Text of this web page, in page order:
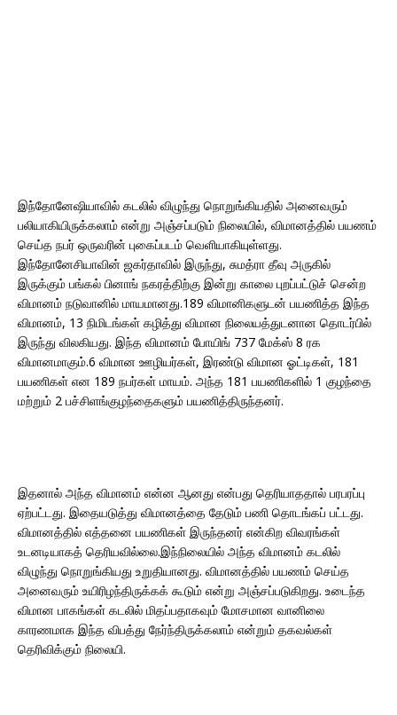
இந்தோனேஷியாவில் கடலில் விழுந்து நொறுங்கியதில் அனைவரும்
பலியாகியிருக்கலாம் என்று அஞ்சப்படும் நிலையில், விமானத்தில் பயணம்
செய்த நபர் ஒருவரின் புகைப்படம் வெளியாகியுள்ளது.
இந்தோனேசியாவின் ஜகர்தாவில் இருந்து, சுமத்ரா தீவு அருகில்
இருக்கும் பங்கல் பினாங் நகரத்திற்கு இன்று காலை புறப்பட்டுச் சென்ற
விமானம் நடுவானில் மாயமானது.189 விமானிகளுடன் பயணித்த இந்த
விமானம், 13 நிமிடங்கள் கழித்து விமான நிலையத்துடனான தொடர்பில்
இருந்து விலகியது. இந்த விமானம் போயிங் 737 மேக்ஸ் 8 ரக
விமானமாகும்.6 விமான ஊழியர்கள், இரண்டு விமான ஓட்டிகள், 181
பயணிகள் என 189 நபர்கள் மாயம். அந்த 181 பயணிகளில் 1 குழந்தை
மற்றும் 2 பச்சிளங்குழந்தைகளும் பயணித்திருந்தனர்.
இதனால் அந்த விமானம் என்ன ஆனது என்பது தெரியாததால் பரபரப்பு
ஏற்பட்டது. இதையடுத்து விமானத்தை தேடும் பணி தொடங்கப் பட்டது.
விமானத்தில் எத்தனை பயணிகள் இருந்தனர் என்கிற விவரங்கள்
உடனடியாகத் தெரியவில்லை.இந்நிலையில் அந்த விமானம் கடலில்
விழுந்து நொறுங்கியது உறுதியானது. விமானத்தில் பயணம் செய்த
அனைவரும் உயிரிழந்திருக்கக் கூடும் என்று அஞ்சப்படுகிறது. உடைந்த
விமான பாகங்கள் கடலில் மிதப்பதாகவும் மோசமான வானிலை
காரணமாக இந்த விபத்து நேர்ந்திருக்கலாம் என்றும் தகவல்கள்
தெரிவிக்கும் நிலையி.